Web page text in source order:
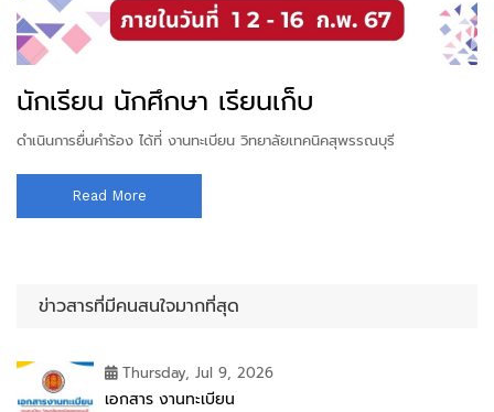
นักเรียน นักศึกษา เรียนเก็บ
ดำเนินการยื่นคำร้อง ได้ที่ งานทะเบียน วิทยาลัยเทคนิคสุพรรณบุรี
Read More
ข่าวสารที่มีคนสนใจมากที่สุด
Thursday, Jul 9, 2026
เอกสาร งานทะเบียน